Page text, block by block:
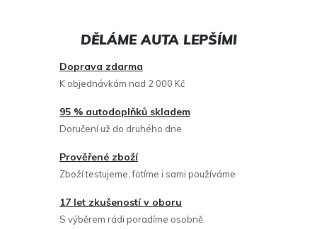
a
í
p
r
y
v
ý
Doprava zdarma
K objednávkám nad 2 000 Kč
95 % autodoplňků skladem
Doručení už do druhého dne
Prověřené zboží
Zboží testujeme, fotíme i sami používáme
17 let zkušeností v oboru
S výběrem rádi poradíme osobně